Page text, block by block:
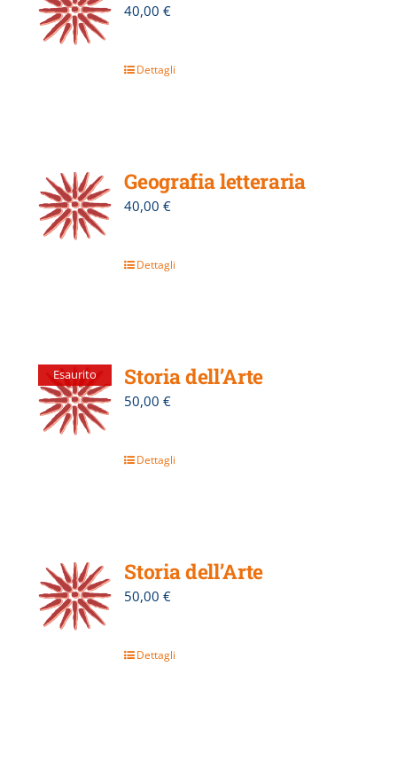
40,00€
Dettagli
Geografia letteraria
40,00€
Dettagli
Esaurito Storia dell’Arte
50,00€
Dettagli
Storia dell’Arte
50,00€
Dettagli